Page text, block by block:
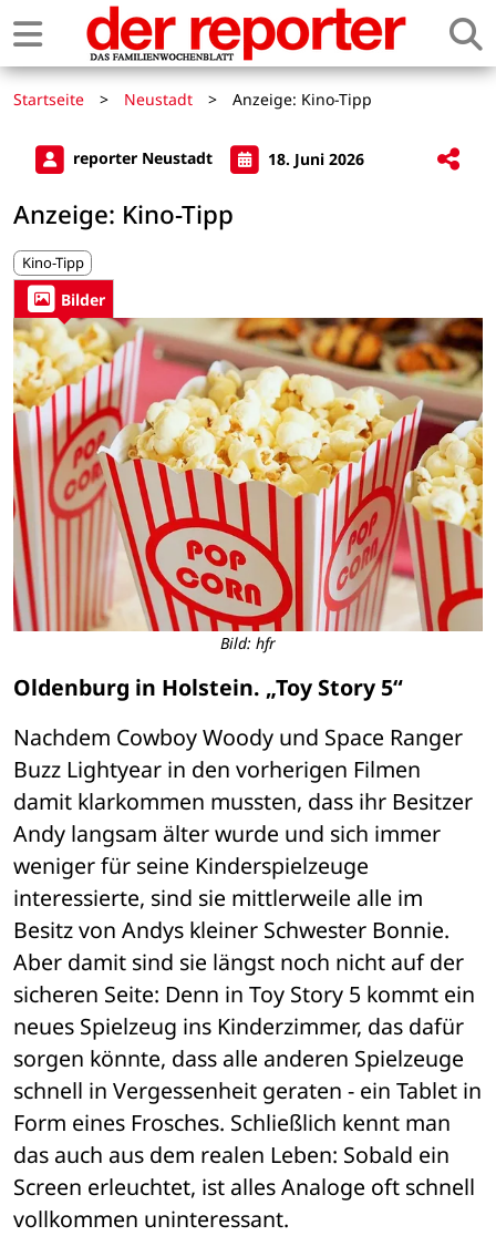
Startseite > Neustadt > Anzeige: Kino-Tipp
reporter Neustadt 18. Juni 2026
Anzeige: Kino-Tipp
Kino-Tipp
Bilder
Bild: hfr
Oldenburg in Holstein. „Toy Story 5“
Nachdem Cowboy Woody und Space Ranger
Buzz Lightyear in den vorherigen Filmen
damit klarkommen mussten, dass ihr Besitzer
Andy langsam älter wurde und sich immer
weniger für seine Kinderspielzeuge
interessierte, sind sie mittlerweile alle im
Besitz von Andys kleiner Schwester Bonnie.
Aber damit sind sie längst noch nicht auf der
sicheren Seite: Denn in Toy Story 5 kommt ein
neues Spielzeug ins Kinderzimmer, das dafür
sorgen könnte, dass alle anderen Spielzeuge
schnell in Vergessenheit geraten - ein Tablet in
Form eines Frosches. Schließlich kennt man
das auch aus dem realen Leben: Sobald ein
Screen erleuchtet, ist alles Analoge oft schnell
vollkommen uninteressant.